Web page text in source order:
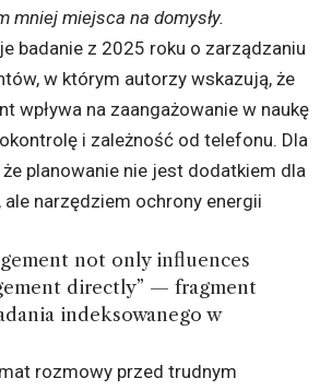
mniej miejsca na domysły.
badanie z 2025 roku o zarządzaniu
w którym autorzy wskazują, że
wpływa na zaangażowanie w naukę
i zależność od telefonu. Dla
planowanie nie jest dodatkiem dla
narzędziem ochrony energii
not only influences
directly” — fragment
indeksowanego w
rozmowy przed trudnym